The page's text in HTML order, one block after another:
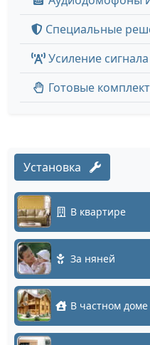
Специальные
Усиление
Готовые
Установка
В квартире
За няней
В частном доме